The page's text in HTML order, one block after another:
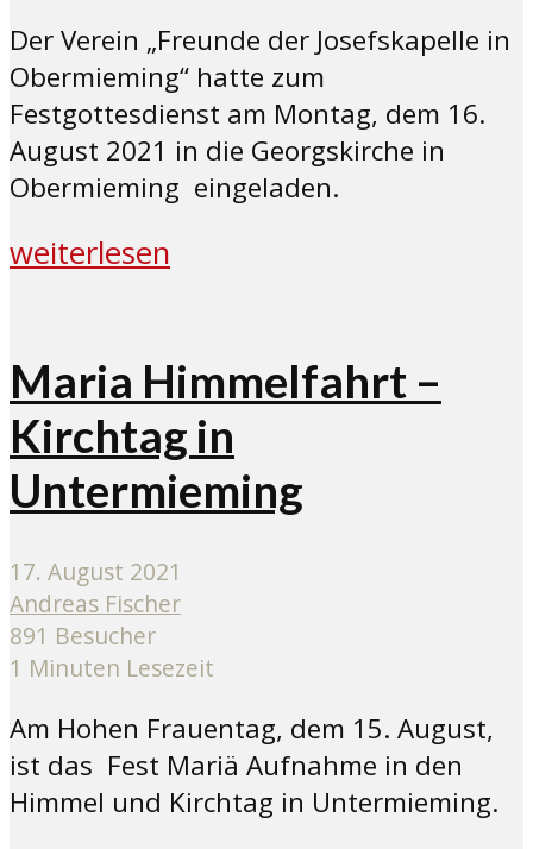
Der Verein „Freunde der Josefskapelle in
Obermieming“ hatte zum
Festgottesdienst am Montag, dem 16.
August 2021 in die Georgskirche in
Obermieming eingeladen.
weiterlesen
Maria Himmelfahrt –
Kirchtag in
Untermieming
17. August 2021
Andreas Fischer
891 Besucher
1 Minuten Lesezeit
Am Hohen Frauentag, dem 15. August,
ist das Fest Mariä Aufnahme in den
Himmel und Kirchtag in Untermieming.